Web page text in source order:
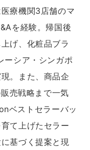
療機関3店舗のマ
を経験。帰国後
げ、化粧品ブラ
ーシア・シンガポ
。また、商品企
売戦略まで一気
ベストセラーバッ
て上げたセラー
基づく提案と現